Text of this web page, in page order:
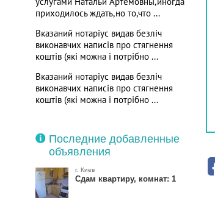
приходилось ждать,но то,что ...
Вказаний нотаріус видав безліч
виконавчих написів про стягнення
коштів (які можна і потрібно ...
Вказаний нотаріус видав безліч
виконавчих написів про стягнення
коштів (які можна і потрібно ...
Последние добавленные
объявления
г. Киев
Сдам квартиру, комнат: 1